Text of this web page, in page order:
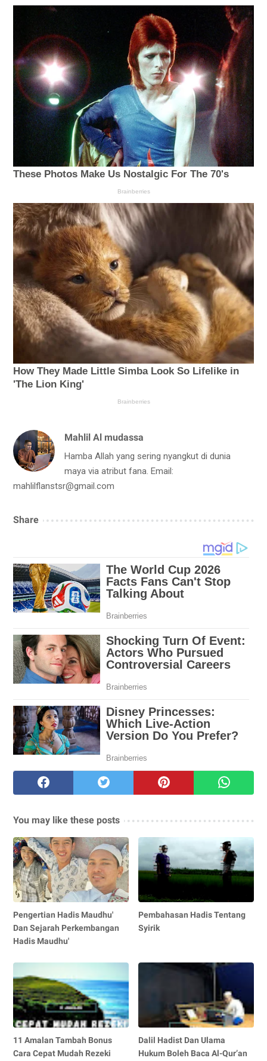
Mahlil Al mudassa
Hamba Allah yang sering nyangkut di dunia
maya via atribut fana. Email:
mahlilflanstsr@gmail.com
Share
You may like these posts
Pengertian Hadis Maudhu'
Dan Sejarah Perkembangan
Hadis Maudhu'
Pembahasan Hadis Tentang
Syirik
11 Amalan Tambah Bonus
Cara Cepat Mudah Rezeki
Dalil Hadist Dan Ulama
Hukum Boleh Baca Al-Qur’an